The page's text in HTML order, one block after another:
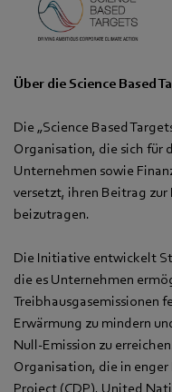
Über die Science Based
Die „Science Based
Organisation, die sich für
Unternehmen sowie
versetzt, ihren Beitrag
beizutragen.
Die Initiative entwickelt
die es Unternehmen
Treibhausgasemissionen
Erwärmung zu mindern
Null-Emission zu
Organisation, die in